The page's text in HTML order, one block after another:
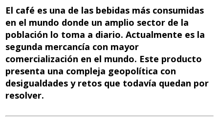
e
b
o
o
k
k
e
dI
n
at
s
A
p
p
d
di
t
t
El café es una de las bebidas más consumidas
en el mundo donde un amplio sector de la
población lo toma a diario. Actualmente es la
segunda mercancía con mayor
comercialización en el mundo. Este producto
presenta una compleja geopolítica con
desigualdades y retos que todavía quedan por
resolver.